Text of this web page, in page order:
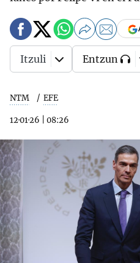
NTM EFE
12·01·26 08:26
Itzuli Entzun